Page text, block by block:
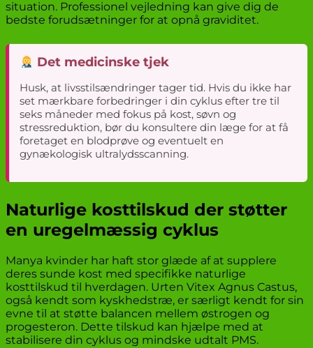
situation. Professionel vejledning kan give dig de
bedste forudsætninger for at opnå graviditet.
Det medicinske tjek
Husk, at livsstilsændringer tager tid. Hvis du ikke har
set mærkbare forbedringer i din cyklus efter tre til
seks måneder med fokus på kost, søvn og
stressreduktion, bør du konsultere din læge for at få
foretaget en blodprøve og eventuelt en
gynækologisk ultralydsscanning.
Naturlige kosttilskud der støtter
en uregelmæssig cyklus
Manya kvinder har haft stor glæde af at supplere
deres sunde kost med specifikke naturlige
kosttilskud til hverdagen. Urten Vitex Agnus Castus,
også kendt som kyskhedstræ, er særligt kendt for sin
evne til at støtte balancen mellem østrogen og
progesteron. Dette tilskud kan hjælpe med at
stabilisere din cyklus og mindske udtalt PMS.